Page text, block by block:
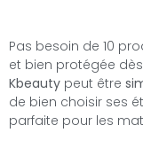
Pas besoin de 10
et bien protégée
Kbeauty peut être
de bien choisir ses
parfaite pour les